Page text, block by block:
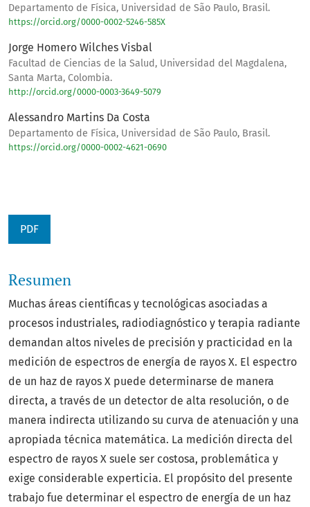
Departamento de Física, Universidad de São Paulo, Brasil.
https://orcid.org/0000-0002-5246-585X
Jorge Homero Wilches Visbal
Facultad de Ciencias de la Salud, Universidad del Magdalena,
Santa Marta, Colombia.
http://orcid.org/0000-0003-3649-5079
Alessandro Martins Da Costa
Departamento de Física, Universidad de São Paulo, Brasil.
https://orcid.org/0000-0002-4621-0690
PDF
Resumen
Muchas áreas científicas y tecnológicas asociadas a
procesos industriales, radiodiagnóstico y terapia radiante
demandan altos niveles de precisión y practicidad en la
medición de espectros de energía de rayos X. El espectro
de un haz de rayos X puede determinarse de manera
directa, a través de un detector de alta resolución, o de
manera indirecta utilizando su curva de atenuación y una
apropiada técnica matemática. La medición directa del
espectro de rayos X suele ser costosa, problemática y
exige considerable experticia. El propósito del presente
trabajo fue determinar el espectro de energía de un haz